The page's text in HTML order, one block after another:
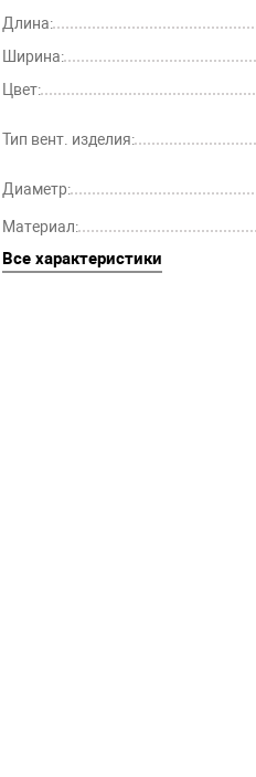
Длина:
Ширина:
Цвет:
Тип вент. изделия:
Диаметр:
Материал:
Все характеристики